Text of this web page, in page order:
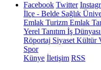
Facebook Twitter
İlçe - Belde Sağlık
Emlak Turizm Emlak
Yerel Tanıtım İş Dünyası
Röportaj Siyaset Kültür
Spor
Künye İletişim RSS